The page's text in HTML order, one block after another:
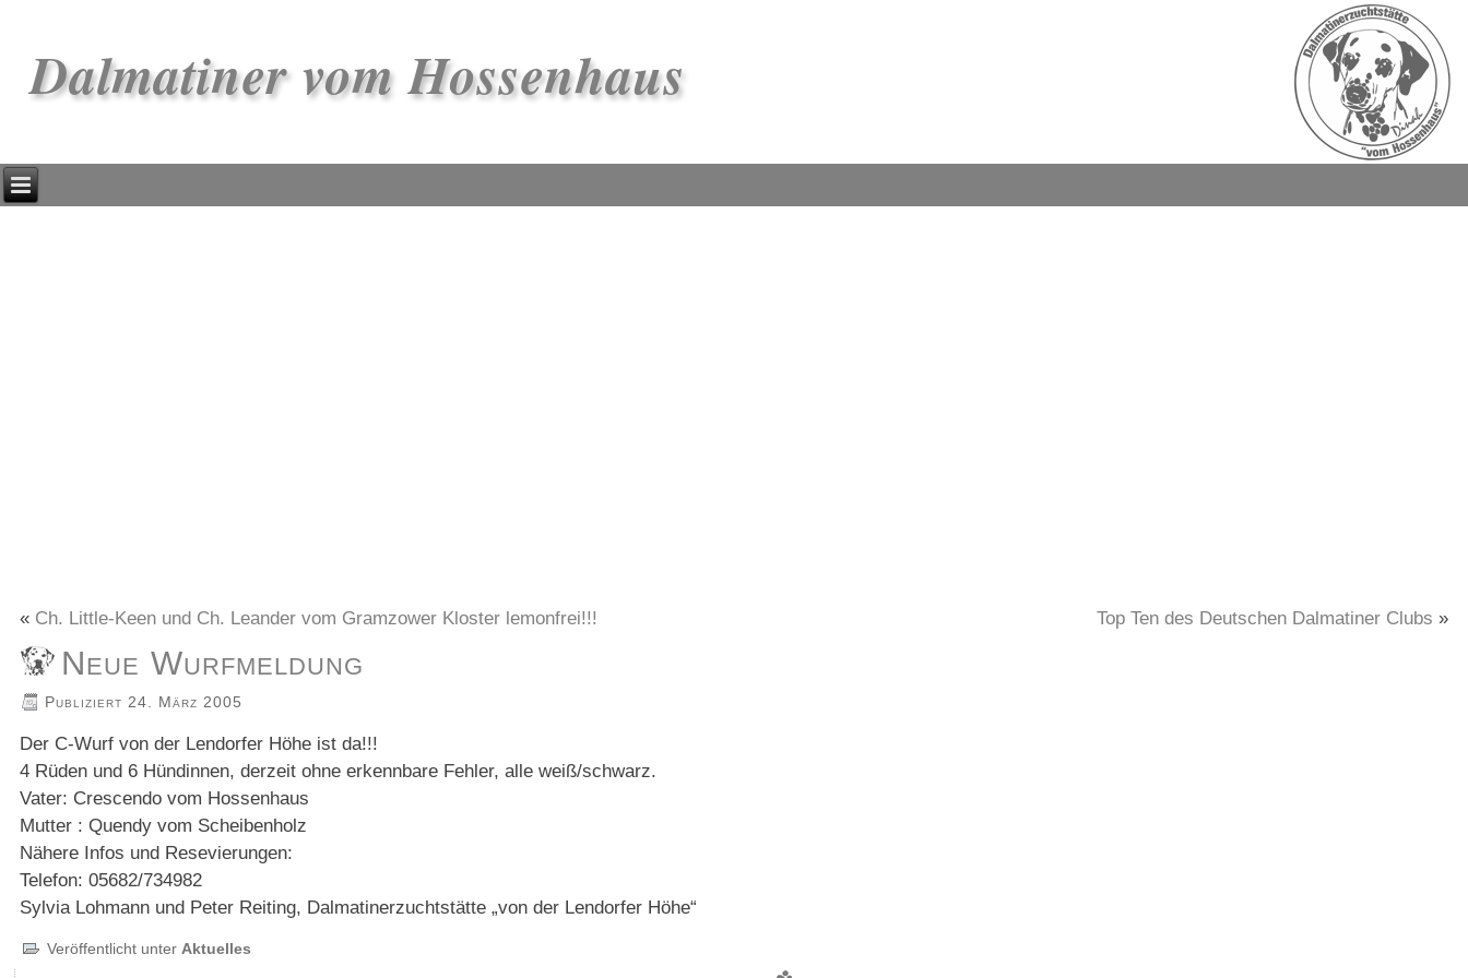
Dalmatiner vom Hossenhaus
« Ch. Little-Keen und Ch. Leander vom Gramzower Kloster lemonfrei!!! Top Ten des Deutschen Dalmatiner Clubs »
Neue Wurfmeldung
Publiziert 24. März 2005
Der C-Wurf von der Lendorfer Höhe ist da!!!
4 Rüden und 6 Hündinnen, derzeit ohne erkennbare Fehler, alle weiß/schwarz.
Vater: Crescendo vom Hossenhaus
Mutter : Quendy vom Scheibenholz
Nähere Infos und Resevierungen:
Telefon: 05682/734982
Sylvia Lohmann und Peter Reiting, Dalmatinerzuchtstätte „von der Lendorfer Höhe“
Veröffentlicht unter Aktuelles